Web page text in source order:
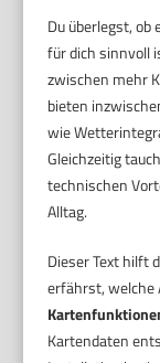
Du überlegst,
für dich sinnvoll
zwischen mehr
bieten
wie
Gleichzeitig
technischen
Alltag.
Dieser Text hilft
erfährst, welche
Kartendaten